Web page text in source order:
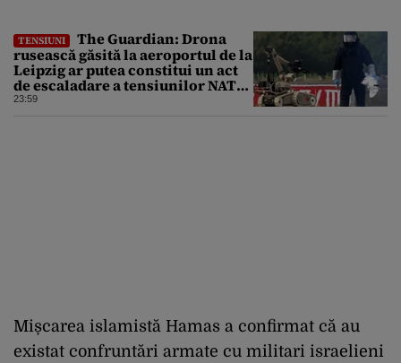
TENSIUNI
The Guardian: Drona
rusească găsită la aeroportul de la
Leipzig ar putea constitui un act
de escaladare a tensiunilor NATO-
Rusia
23:59
Mișcarea islamistă Hamas a confirmat că au
existat confruntări armate cu militari israelieni